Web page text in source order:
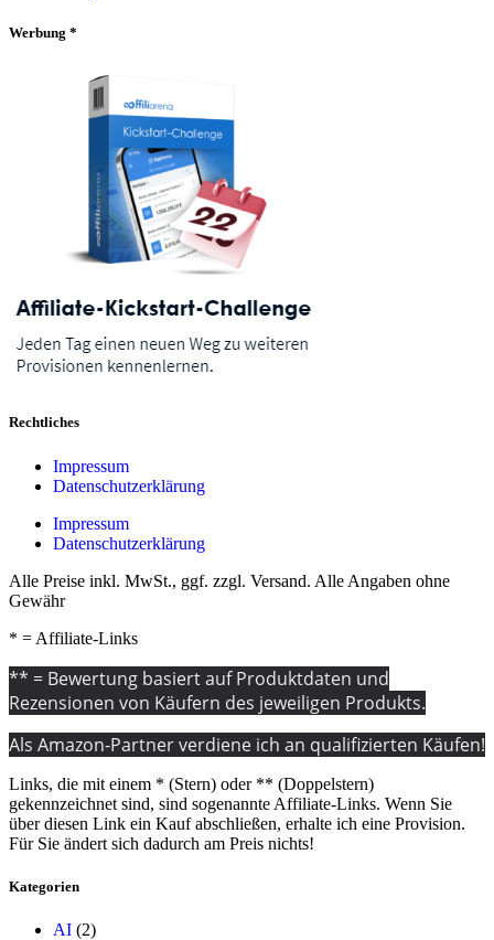
Werbung *
Rechtliches
Impressum
Datenschutzerklärung
Impressum
Datenschutzerklärung
Alle Preise inkl. MwSt., ggf. zzgl. Versand. Alle Angaben ohne
Gewähr
* = Affiliate-Links
** = Bewertung basiert auf Produktdaten und
Rezensionen von Käufern des jeweiligen Produkts.
Als Amazon-Partner verdiene ich an qualifizierten Käufen!
Links, die mit einem * (Stern) oder ** (Doppelstern)
gekennzeichnet sind, sind sogenannte Affiliate-Links. Wenn Sie
über diesen Link ein Kauf abschließen, erhalte ich eine Provision.
Für Sie ändert sich dadurch am Preis nichts!
Kategorien
AI (2)